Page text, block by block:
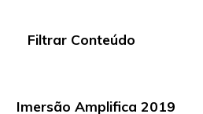
Filtrar Conteúdo
Imersão Amplifica 2019